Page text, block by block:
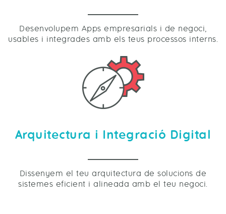
Desenvolupem Apps empresarials i de negoci,
usables i integrades amb els teus processos interns.
Arquitectura i Integració Digital
Dissenyem el teu arquitectura de solucions de
sistemes eficient i alineada amb el teu negoci.